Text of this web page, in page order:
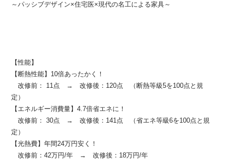
～パッシブデザイン×住宅医×現代の名工による家具～
【性能】
【断熱性能】10倍あったかく！
改修前： 11点 → 改修後：120点 （断熱等級5を100点と規
定）
【エネルギー消費量】4.7倍省エネに！
改修前： 30点 → 改修後：141点 （省エネ等級6を100点と規
定）
【光熱費】年間24万円安く！
改修前：42万円/年 → 改修後：18万円/年